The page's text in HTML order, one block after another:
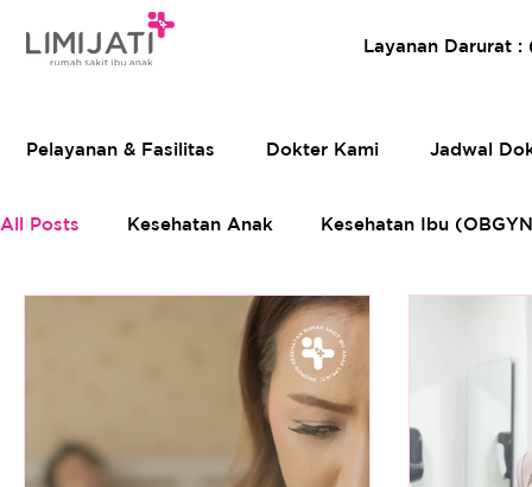
Layanan Darurat
Pelayanan & Fasilitas Dokter Kami Jadwal
All Posts Kesehatan Anak Kesehatan Ibu